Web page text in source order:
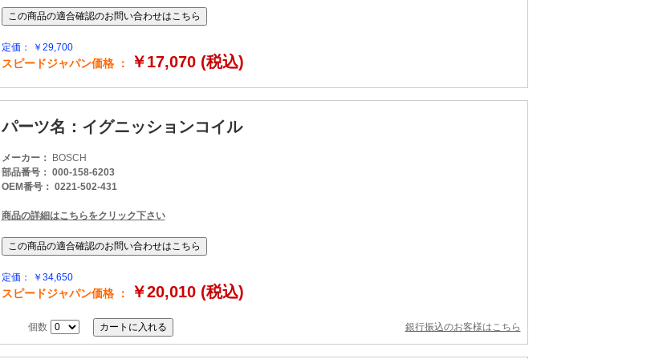
定価： ￥29,700
スピードジャパン価格 ： ￥17,070 (税込)
パーツ名：イグニッションコイル
メーカー：
BOSCH
部品番号： 000-158-6203
OEM番号： 0221-502-431
商品の詳細はこちらをクリック下さい
定価： ￥34,650
スピードジャパン価格 ： ￥20,010 (税込)
個数 銀行振込のお客様はこちら